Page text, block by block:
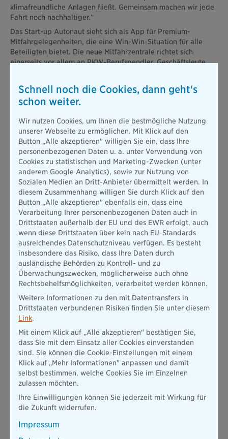
klimafreundliche Anlagen fließt. Gemeinsam machen wir jede
Fahrt noch nachhaltiger.“
Das Start-up Autonaut sieht sich als App für Premium-
Mitfahrgelegenheiten, die eine Win-Win-Situation für alle
Beteiligten bietet. Die neue Mitfahrzentrale richtet sich
einerseits vor allem an PKW-Berufspendler, Geschäftsleute
nutzen möchten, ihr Auto aber am Zielort benötigen. Zum
anderen ist die App für jüngere Leute ohne eigenes Auto
möchten.
So funktioniert die Autonaut-App: Der Fahrzeuglenker, der
über die entsprechende Fahrqualifikation verfügt, bezahlt
eine geringe Vermittlungsgebühr im einstelligen Euro-Bereich
an Autonaut. Damit der Autobesitzer seinem Mitfahrer den
Fahrersitz ohne Bedenken überlassen kann, bucht er
automatisch vor Fahrtantritt über die Autonaut-App eine
Drittfahrerschutz-Kurzzeitversicherung für die geplante
gemeinsame Strecke. Der Drittfahrerschutz von Pangaea Life
übernimmt im Schadensfall die zu zahlenden Vertragsstrafen
und Beitragsnachforderungen sowie die Selbstbeteiligung des
Autobesitzers. Die Versicherung wird über eine digitale API
Schnittstelle aktiviert und bezahlt. Schon kann die
gemeinsame Fahrt ans Ziel beginnen.
Fahrzeuglenker und Autobesitzer bewerten sich nach jeder
Fahrt gegenseitig, um ein Höchstmaß an Sicherheit und
Transparenz sicherzustellen. Da jede Fahrtstrecke samt
Kilometeranzahl in der App vorliegt, kann Pangaea Life den
anfallenden CO2-Ausstoß individuell berechnen und plant
alle Emissionen im Anschluss durch die Förderung
klimafreundlicher Projekte kompensieren zu lassen.
Durch den einfachen aber wirkungsvollen Rollentausch sowie
die Einbeziehung neuer, bisher nicht angesprochener
Zielgruppen, ermöglicht es Autonaut, den potentiellen Markt
von Mitfahrgelegenheiten um ein Vielfaches zu vergrößern.
Ziel, den Besetzungsgrad aller PKWs zu erhöhen, Ressourcen
optimal einzusetzen und somit den Pro-Kopf CO2-Verbrauch
im Straßenverkehr nachhaltig und messbar zu senken. Damit
möchten beide Partner einen relevanten Beitrag für Umwelt,
Schnell noch die Cookies, dann geht's
schon weiter.
Wir nutzen Cookies, um Ihnen die bestmögliche Nutzung
unserer Webseite zu ermöglichen. Mit Klick auf den
Button „Alle akzeptieren" willigen Sie ein, dass Ihre
personenbezogenen Daten u. a. unter Verwendung von
Cookies zu statistischen und Marketing-Zwecken (unter
anderem Google Analytics), sowie zur Nutzung von
Sozialen Medien an Dritt-Anbieter übermittelt werden. In
diesem Zusammenhang willigen Sie durch Klick auf den
Button „Alle akzeptieren" ebenfalls ein, dass eine
Verarbeitung Ihrer personenbezogenen Daten auch in
Drittstaaten außerhalb der EU und des EWR erfolgt, auch
wenn diese Drittstaaten über kein nach EU-Standards
ausreichendes Datenschutzniveau verfügen. Es besteht
insbesondere das Risiko, dass Ihre Daten durch
ausländische Behörden zu Kontroll- und zu
Überwachungszwecken, möglicherweise auch ohne
Rechtsbehelfsmöglichkeiten, verarbeitet werden können.
Weitere Informationen zu den mit Datentransfers in
Drittstaaten verbundenen Risiken finden Sie unter diesem
Link.
Mit einem Klick auf „Alle akzeptieren" bestätigen Sie,
dass Sie mit dem Einsatz aller Cookies einverstanden
sind. Sie können die Cookie-Einstellungen mit einem
Klick auf „Mehr Informationen" anpassen und damit
selbst bestimmen, welche Cookies Sie im Einzelnen
zulassen möchten.
Ihre Einwilligungen können Sie jederzeit mit Wirkung für
die Zukunft widerrufen.
Impressum